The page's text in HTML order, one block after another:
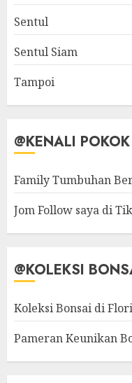
Sentul
Sentul Siam
Tampoi
@KENALI
Family Tumbuhan
Jom Follow saya di
@KOLEKSI
Koleksi Bonsai di
Pameran Keunikan